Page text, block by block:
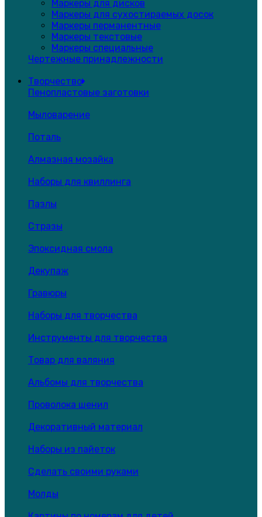
Маркеры для дисков
Маркеры для сухостираемых досок
Маркеры перманентные
Маркеры текстовые
Маркеры специальные
Чертежные принадлежности
Творчество
Пенопластовые заготовки
Мыловарение
Поталь
Алмазная мозайка
Наборы для квиллинга
Пазлы
Стразы
Эпоксидная смола
Декупаж
Гравюры
Наборы для творчества
Инструменты для творчества
Товар для валяния
Альбомы для творчества
Проволока шенил
Декоративный материал
Наборы из пайеток
Сделать своими руками
Молды